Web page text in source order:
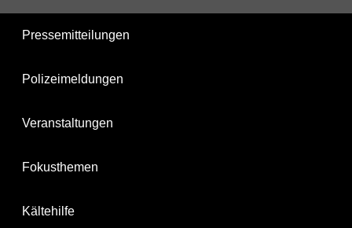
Pressemitteilungen
Polizeimeldungen
Veranstaltungen
Fokusthemen
Kältehilfe